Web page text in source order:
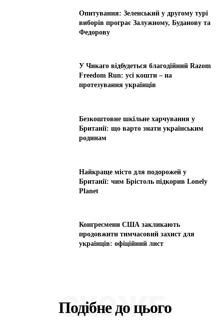
Опитування: Зеленський у другому турі
виборів програє Залужному, Буданову та
Федорову
У Чикаго відбудеться благодійний Razom
Freedom Run: усі кошти – на
протезування українців
Безкоштовне шкільне харчування у
Британії: що варто знати українським
родинам
Найкраще місто для подорожей у
Британії: чим Брістоль підкорив Lonely
Planet
Конгресмени США закликають
продовжити тимчасовий захист для
українців: офіційний лист
Подібне до цього
СХОЖЕ